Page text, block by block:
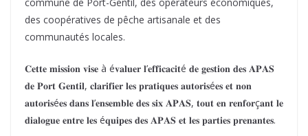
des coopératives de pêche artisanale et des
communautés locales.
𝐂𝐞𝐭𝐭𝐞 𝐦𝐢𝐬𝐬𝐢𝐨𝐧 𝐯𝐢𝐬𝐞 à é𝐯𝐚𝐥𝐮𝐞𝐫 𝐥’𝐞𝐟𝐟𝐢𝐜𝐚𝐜𝐢𝐭é 𝐝𝐞 𝐠𝐞𝐬𝐭𝐢𝐨𝐧 𝐝𝐞𝐬 𝐀𝐏𝐀𝐒
𝐝𝐞 𝐏𝐨𝐫𝐭 𝐆𝐞𝐧𝐭𝐢𝐥, 𝐜𝐥𝐚𝐫𝐢𝐟𝐢𝐞𝐫 𝐥𝐞𝐬 𝐩𝐫𝐚𝐭𝐢𝐪𝐮𝐞𝐬 𝐚𝐮𝐭𝐨𝐫𝐢𝐬é𝐞𝐬 𝐞𝐭 𝐧𝐨𝐧
𝐚𝐮𝐭𝐨𝐫𝐢𝐬é𝐞𝐬 𝐝𝐚𝐧𝐬 𝐥’𝐞𝐧𝐬𝐞𝐦𝐛𝐥𝐞 𝐝𝐞𝐬 𝐬𝐢𝐱 𝐀𝐏𝐀𝐒, 𝐭𝐨𝐮𝐭 𝐞𝐧 𝐫𝐞𝐧𝐟𝐨𝐫ç𝐚𝐧𝐭 𝐥𝐞
𝐝𝐢𝐚𝐥𝐨𝐠𝐮𝐞 𝐞𝐧𝐭𝐫𝐞 𝐥𝐞𝐬 é𝐪𝐮𝐢𝐩𝐞𝐬 𝐝𝐞𝐬 𝐀𝐏𝐀𝐒 𝐞𝐭 𝐥𝐞𝐬 𝐩𝐚𝐫𝐭𝐢𝐞𝐬 𝐩𝐫𝐞𝐧𝐚𝐧𝐭𝐞𝐬.